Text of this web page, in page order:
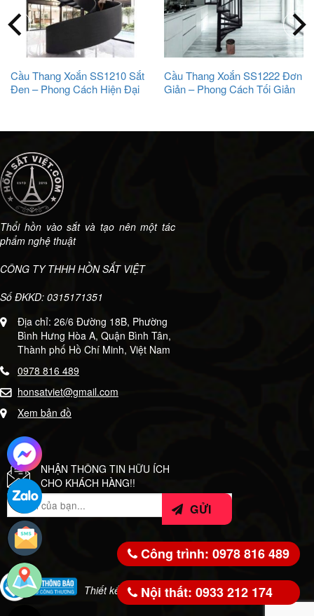
Cầu Thang Xoắn SS1210 Sắt
Đen – Phong Cách Hiện Đại
Cầu Thang Xoắn SS1222 Đơn
Giản – Phong Cách Tối Giản
Thổi hồn vào sắt và tạo nên một tác
phẩm nghệ thuật
CÔNG TY THHH HỒN SẮT VIỆT
Số ĐKKD: 0315171351
Địa chỉ: 26/6 Đường 18B, Phường
Bình Hưng Hòa A, Quận Bình Tân,
Thành phố Hồ Chí Minh, Việt Nam
0978 816 489
honsatviet@gmail.com
Xem bản đồ
NHẬN THÔNG TIN HỮU ÍCH
CHO KHÁCH HÀNG!!
Thiết kế bởi: WeSoft.VN
Công trình: 0978 816 489
Nội thất: 0933 212 174